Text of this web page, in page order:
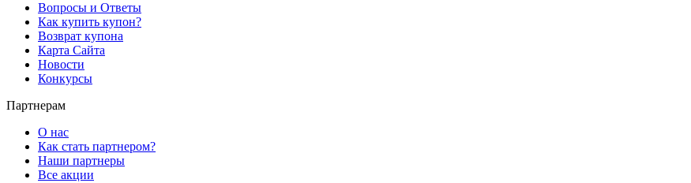
Вопросы и Ответы
Как купить купон?
Возврат купона
Карта Сайта
Новости
Конкурсы
Партнерам
О нас
Как стать партнером?
Наши партнеры
Все акции